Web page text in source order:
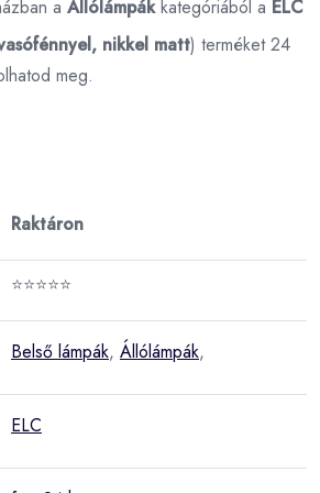
a Állólámpákkategóriából a ELC
nikkel matt) terméket 24
meg.
Raktáron
⭐⭐⭐⭐⭐
Belső lámpák, Állólámpák,
ELC